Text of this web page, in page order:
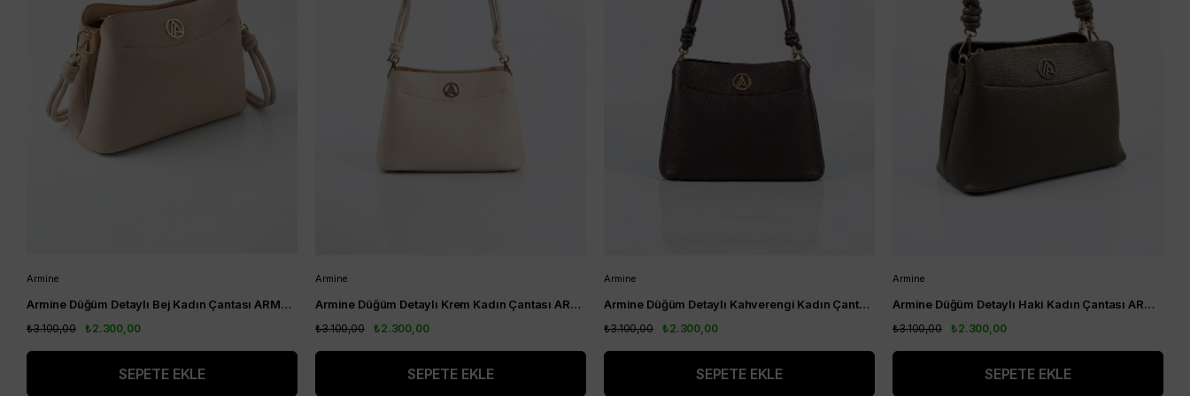
Armine
Armine Düğüm Detaylı Bej Kadın Çantası ARM204
₺2.300,00
₺3.100,00
SEPETE EKLE
Armine
Armine Düğüm Detaylı Krem Kadın Çantası ARM204
₺2.300,00
₺3.100,00
SEPETE EKLE
Armine
Armine Düğüm Detaylı Kahverengi Kadın Çantası ARM204
₺2.300,00
₺3.100,00
SEPETE EKLE
Armine
Armine Düğüm Detaylı Haki Kadın Çantası ARM204
₺2.300,00
₺3.100,00
SEPETE EKLE